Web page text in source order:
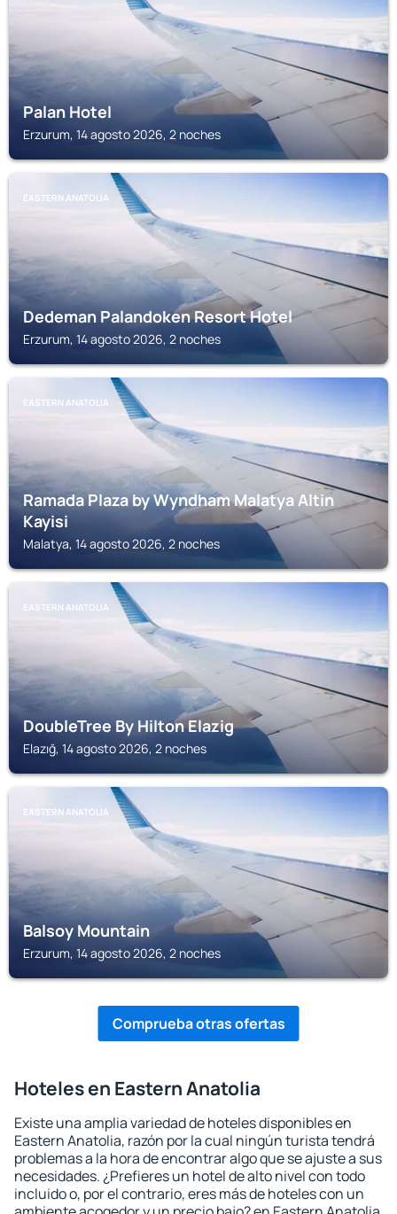
Palan Hotel
Erzurum, 14 agosto 2026, 2 noches
EASTERN ANATOLIA
Dedeman Palandoken Resort Hotel
Erzurum, 14 agosto 2026, 2 noches
EASTERN ANATOLIA
Ramada Plaza by Wyndham Malatya Altin
Kayisi
Malatya, 14 agosto 2026, 2 noches
EASTERN ANATOLIA
DoubleTree By Hilton Elazig
Elazığ, 14 agosto 2026, 2 noches
EASTERN ANATOLIA
Balsoy Mountain
Erzurum, 14 agosto 2026, 2 noches
Comprueba otras ofertas
Hoteles en Eastern Anatolia
Existe una amplia variedad de hoteles disponibles en
Eastern Anatolia, razón por la cual ningún turista tendrá
problemas a la hora de encontrar algo que se ajuste a sus
necesidades. ¿Prefieres un hotel de alto nivel con todo
incluido o, por el contrario, eres más de hoteles con un